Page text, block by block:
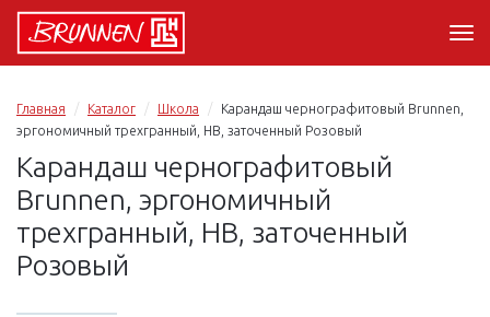
Главная Каталог Школа
Карандаш чернографитовый Brunnen,
эргономичный трехгранный, HB, заточенный Розовый
Карандаш чернографитовый
Brunnen, эргономичный
трехгранный, HB, заточенный
Розовый